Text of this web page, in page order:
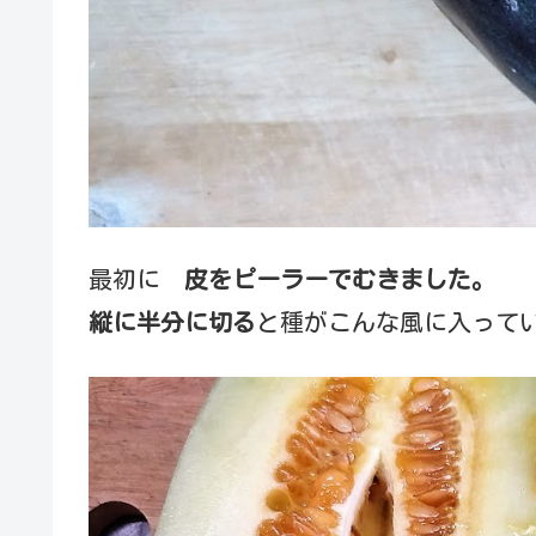
最初に 皮をピーラーでむきました。
縦に半分に切る と種がこんな風に入って